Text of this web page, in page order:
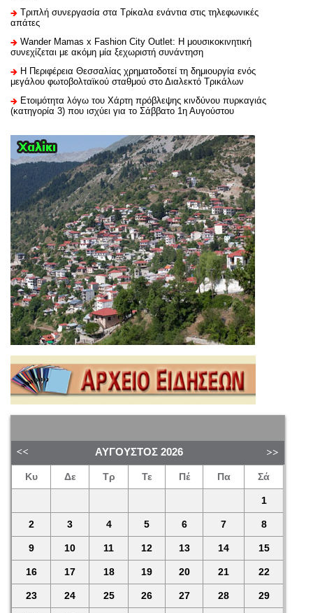
Τριπλή συνεργασία στα Τρίκαλα ενάντια στις τηλεφωνικές
απάτες
Wander Mamas x Fashion City Outlet: Η μουσικοκινητική
συνεχίζεται με ακόμη μία ξεχωριστή συνάντηση
H Περιφέρεια Θεσσαλίας χρηματοδοτεί τη δημιουργία ενός
μεγάλου φωτοβολταϊκού σταθμού στο Διαλεκτό Τρικάλων
Ετοιμότητα λόγω του Χάρτη πρόβλεψης κινδύνου πυρκαγιάς
(κατηγορία 3) που ισχύει για το Σάββατο 1η Αυγούστου
ΑΎΓΟΥΣΤΟΣ 2026
Κυ Δε Τρ Τε Πέ Πα Σά
1
2 3 4 5 6 7 8
9 10 11 12 13 14 15
16 17 18 19 20 21 22
23 24 25 26 27 28 29